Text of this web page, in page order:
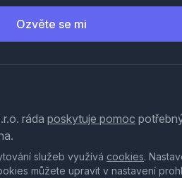
Ozvěte se mi
ráda poskytuje pomoc
služeb využívá cookies.
můžete upravit v nastavení